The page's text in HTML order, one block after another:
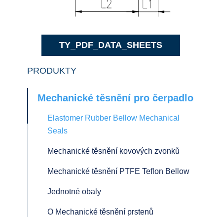
TY_PDF_DATA_SHEETS
PRODUKTY
Mechanické těsnění pro čerpadlo
Elastomer Rubber Bellow Mechanical
Seals
Mechanické těsnění kovových zvonků
Mechanické těsnění PTFE Teflon Bellow
Jednotné obaly
O Mechanické těsnění prstenů